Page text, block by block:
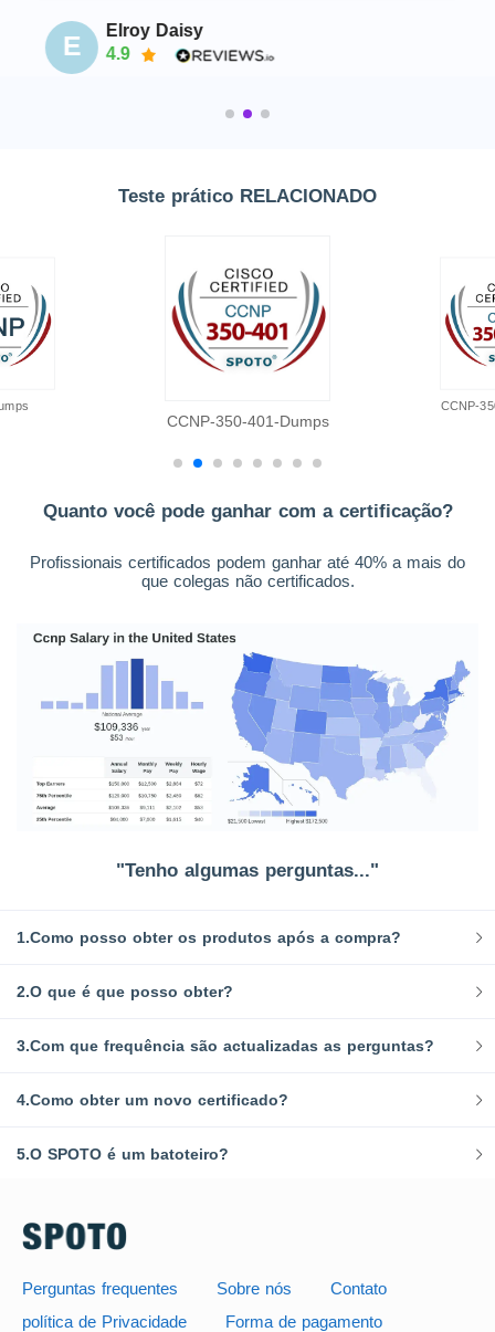
E
Elroy Daisy
4.9
Teste prático RELACIONADO
CCNP-350-401-Dumps
CCNP-
Quanto você pode ganhar com a certificação?
Profissionais certificados podem ganhar até 40% a mais do
que colegas não certificados.
"Tenho algumas perguntas..."
1.Como posso obter os produtos após a compra?
2.O que é que posso obter?
3.Com que frequência são actualizadas as perguntas?
4.Como obter um novo certificado?
5.O SPOTO é um batoteiro?
Perguntas frequentes Sobre nós
Contato
política de Privacidade
Forma de pagamento